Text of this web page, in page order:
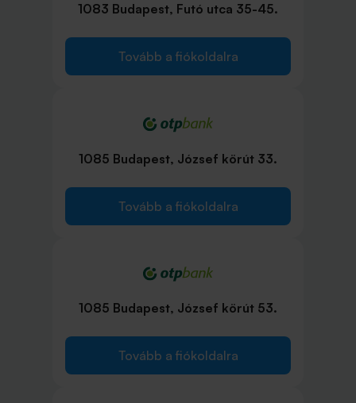
1083 Budapest, Futó utca 35-45.
Tovább a fiókoldalra
1085 Budapest, József körút 33.
Tovább a fiókoldalra
1085 Budapest, József körút 53.
Tovább a fiókoldalra